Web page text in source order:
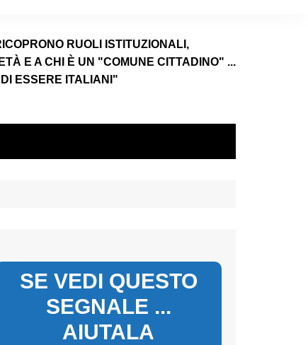
RUOLI ISTITUZIONALI,
E A CHI È UN "COMUNE CITTADINO" ...
ESSERE ITALIANI"
SE VEDI QUESTO
SEGNALE ...
AIUTALA